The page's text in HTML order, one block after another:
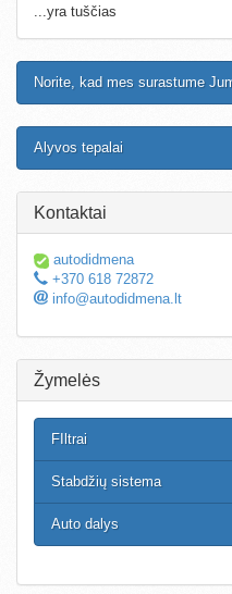
...yra tuščias
Norite, kad mes surastume
Alyvos tepalai
Kontaktai
autodidmena
+370 618 72872
info@autodidmena.lt
Žymelės
FIltrai
Stabdžių sistema
Auto dalys